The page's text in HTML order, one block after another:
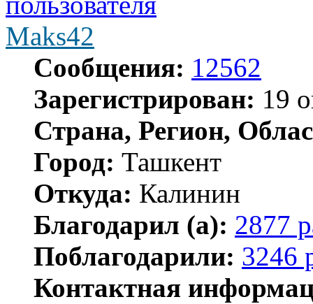
Maks42
Сообщения: 12562
Зарегистрирован: 19
Страна, Регион,
Город: Ташкент
Откуда: Калинин
Благодарил (а): 2877
Поблагодарили: 3246
Контактная